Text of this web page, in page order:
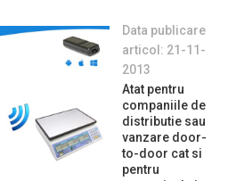
Data publicare
articol: 21-11-
2013
Atat pentru
companiile de
distributie sau
vanzare door-
to-door cat si
pentru